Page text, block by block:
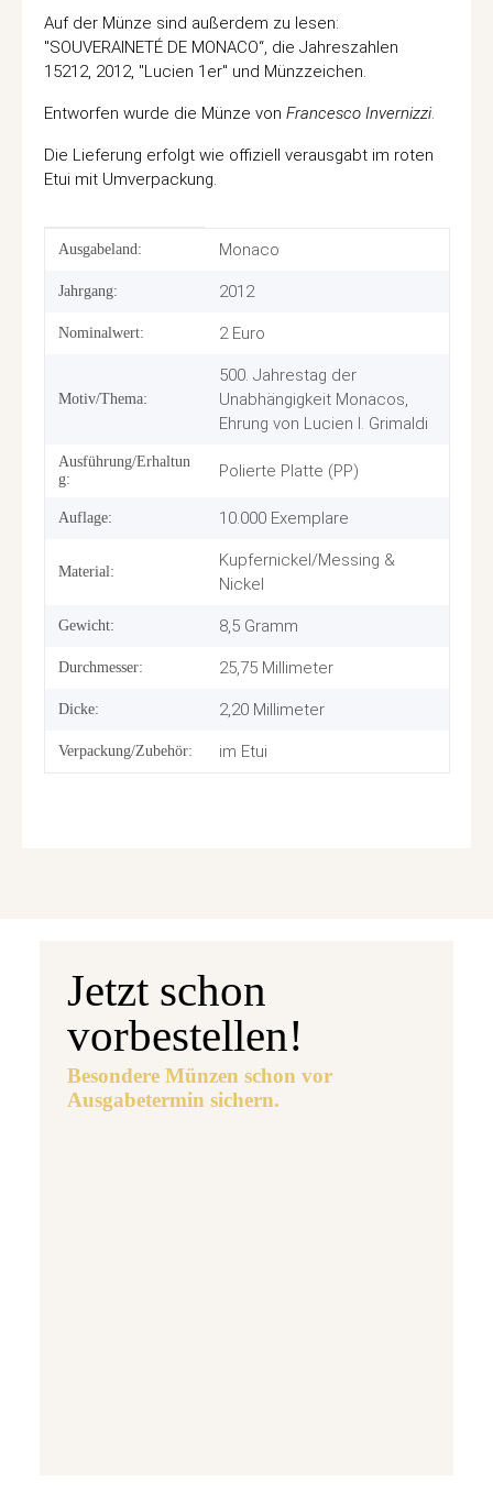
Auf der Münze sind außerdem zu lesen:
"SOUVERAINETÉ DE MONACO“, die Jahreszahlen
15212, 2012, "Lucien 1er" und Münzzeichen.
Entworfen wurde die Münze von Francesco Invernizzi.
Die Lieferung erfolgt wie offiziell verausgabt im roten
Etui mit Umverpackung.
Produkteigenschaft
Wert
Ausgabeland: Monaco
Jahrgang: 2012
Nominalwert: 2 Euro
Motiv/Thema:
500. Jahrestag der
Unabhängigkeit Monacos,
Ehrung von Lucien I. Grimaldi
Ausführung/Erhaltun
g:
Polierte Platte (PP)
Auflage: 10.000 Exemplare
Material:
Kupfernickel/Messing &
Nickel
Gewicht: 8,5 Gramm
Durchmesser: 25,75 Millimeter
Dicke: 2,20 Millimeter
Verpackung/Zubehör: im Etui
Jetzt schon
vorbestellen!
Besondere Münzen schon vor
Ausgabetermin sichern.